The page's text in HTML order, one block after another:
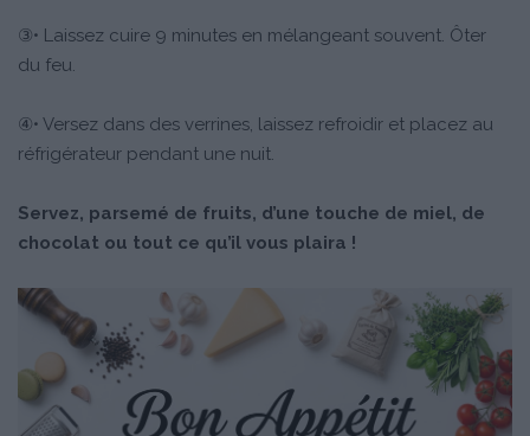
③• Laissez cuire 9 minutes en mélangeant souvent. Ôter
du feu.
④• Versez dans des verrines, laissez refroidir et placez au
réfrigérateur pendant une nuit.
Servez, parsemé de fruits, d’une touche de miel, de
chocolat ou tout ce qu’il vous plaira !